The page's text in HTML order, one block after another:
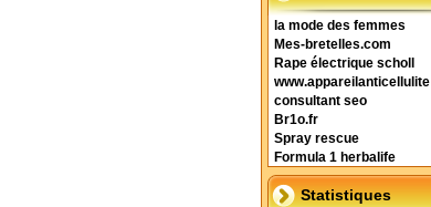
la mode des femmes
Mes-bretelles.com
Rape électrique scholl
www.appareilanticellulite
consultant seo
Br1o.fr
Spray rescue
Formula 1 herbalife
Statistiques